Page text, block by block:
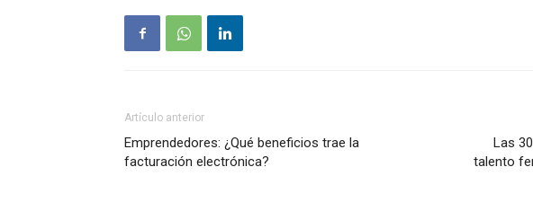
Artículo anterior
Emprendedores: ¿Qué beneficios trae la
facturación electrónica?
Las
talento